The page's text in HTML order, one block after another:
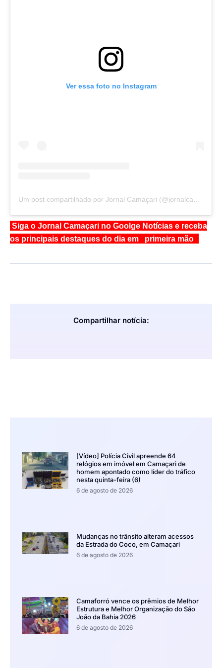
Ver essa foto no Instagram
Um post compartilhado por Jornal Camaçari (@jornalcamacari)
Siga o Jornal Camaçari no Goolge Notícias e receba
os principais destaques do dia em primeira mão
Compartilhar notícia:
[Vídeo] Polícia Civil apreende 64
relógios em imóvel em Camaçari de
homem apontado como líder do tráfico
nesta quinta-feira (6)
6 de agosto de 2026
Mudanças no trânsito alteram acessos
da Estrada do Coco, em Camaçari
6 de agosto de 2026
Camaforró vence os prêmios de Melhor
Estrutura e Melhor Organização do São
João da Bahia 2026
6 de agosto de 2026